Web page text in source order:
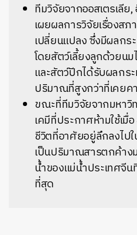
ทีมวิจัยจากออสเตรเลีย
เผยผลการวิจัยเรื่องส
เปลี่ยนแปลง ซึ่งมีผลก
โดยสัตว์เลี้ยงลูกด้วยน
และสัตว์ปีกได้รับผลกร
ปริมาณที่สูงกว่าที่เคย
ขณะที่ทีมวิจัยจากมหาวิ
เคมีที่ประกาศห้ามใช้เมื่
ชีวิตที่อาศัยอยู่ลึกลงไป
เป็นปริมาณสารตกค้าง
น้ำของแม่น้ำประเทศจี
ที่สุด